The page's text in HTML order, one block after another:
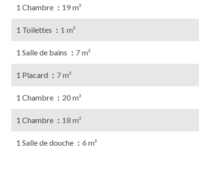
1 Chambre 19 m²
1 Toilettes 1 m²
1 Salle de bains 7 m²
1 Placard 7 m²
1 Chambre 20 m²
1 Chambre 18 m²
1 Salle de douche 6 m²